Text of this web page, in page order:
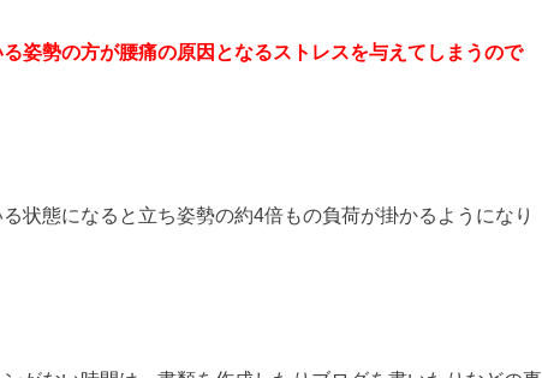
姿勢の方が腰痛の原因となるストレスを与えてしまうので
状態になると立ち姿勢の約4倍もの負荷が掛かるようになり